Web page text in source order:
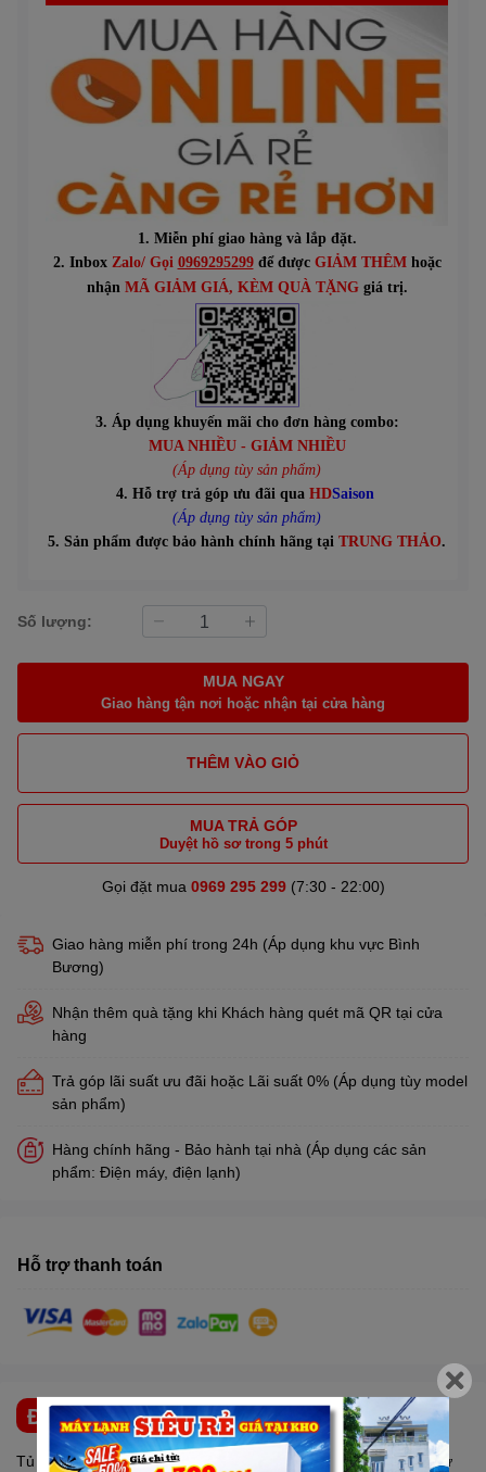
1. Miễn phí giao hàng và lắp đặt.
2. Inbox Zalo/ Gọi 0969295299để được GIẢM THÊMhoặc
nhận MÃ GIẢM GIÁ, KÈM QUÀ TẶNGgiá trị.
3. Áp dụng khuyến mãi cho đơn hàng combo:
MUA NHIỀU - GIẢM NHIỀU
(Áp dụng tùy sản phẩm)
4. Hỗ trợ trả góp ưu đãi qua HDSaison
(Áp dụng tùy sản phẩm)
5. Sản phẩm được bảo hành chính hãng tại TRUNG THẢO.
Số lượng:
MUA NGAY
Giao hàng tận nơi hoặc nhận tại cửa hàng
THÊM VÀO GIỎ
MUA TRẢ GÓP
Duyệt hồ sơ trong 5 phút
Gọi đặt mua 0969 295 299(7:30 - 22:00)
Giao hàng miễn phí trong 24h (Áp dụng khu vực Bình
Bương)
Nhận thêm quà tặng khi Khách hàng quét mã QR tại cửa
hàng
Trả góp lãi suất ưu đãi hoặc Lãi suất 0% (Áp dụng tùy model
sản phẩm)
Hàng chính hãng - Bảo hành tại nhà (Áp dụng các sản
phẩm: Điện máy, điện lạnh)
Hỗ trợ thanh toán
ĐẶC ĐIỂM NỔI BẬT
Tủ đôngSANAKYInverter 530 Lít VH-6699HY3 có dung tích sử